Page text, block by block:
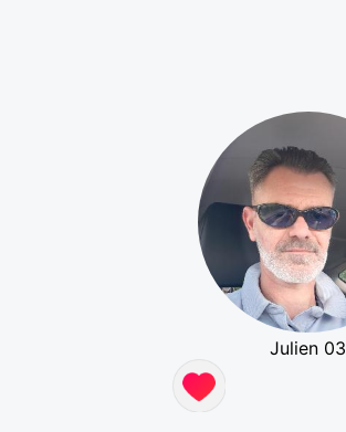
Julien 03